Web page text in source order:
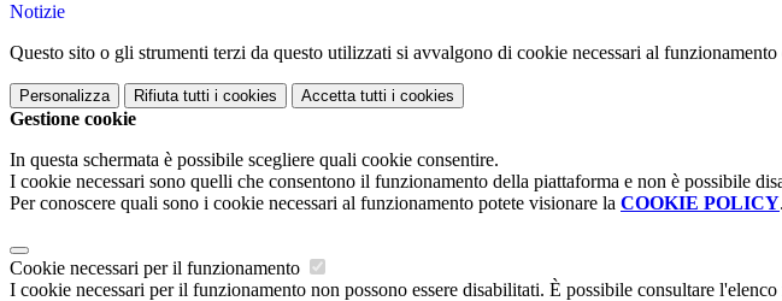
Notizie
Questo sito o gli strumenti terzi da questo utilizzati si avvalgono di cookie necessari al
Personalizza Rifiuta tutti i cookies Accetta tutti i cookies
Gestione cookie
In questa schermata è possibile scegliere quali cookie consentire.
I cookie necessari sono quelli che consentono il funzionamento della piattaforma e non è possibile
Per conoscere quali sono i cookie necessari al funzionamento potete visionare la COOKIE POLICY.
Cookie necessari per il funzionamento
I cookie necessari per il funzionamento non possono essere disabilitati. È possibile consultare